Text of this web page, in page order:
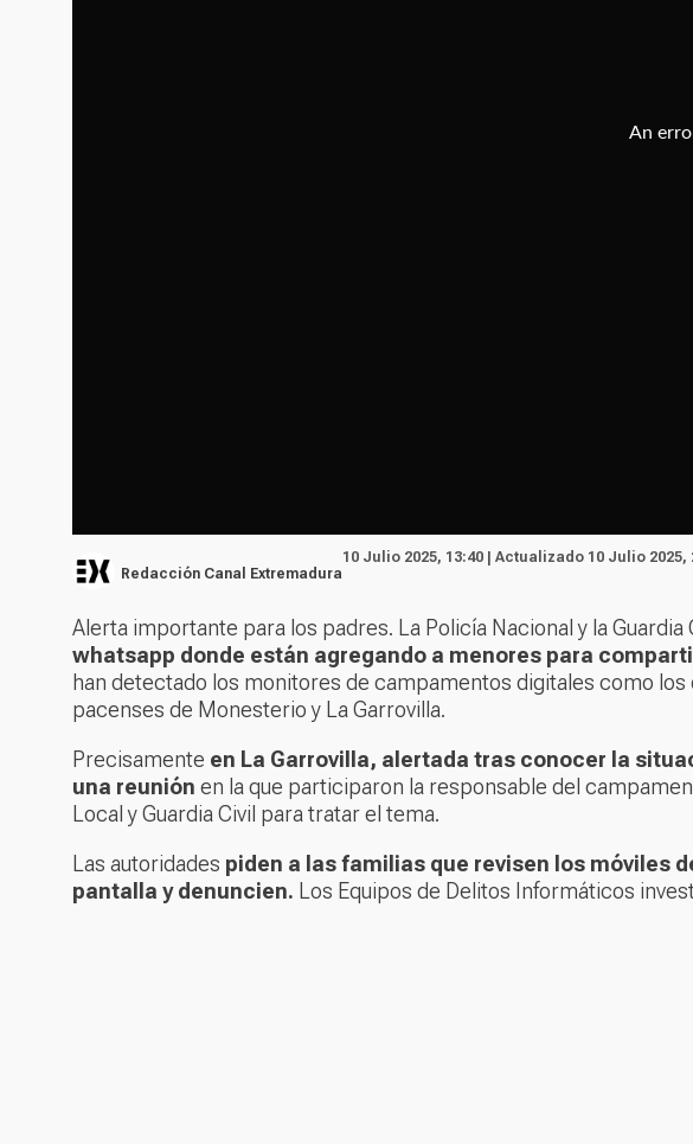
Redacción Canal Extremadura
10 Julio 2025, 13:40 | Actualizado 10 Julio 2025,
Alerta importante para los padres. La Policía Nacional y la Guardia
whatsapp donde están agregando a menores para
han detectado los monitores de campamentos digitales como los
pacenses de Monesterio y La Garrovilla.
Precisamente en La Garrovilla, alertada tras conocer la
una reunión en la que participaron la responsable del
Local y Guardia Civil para tratar el tema.
Las autoridades piden a las familias que revisen los móviles
pantalla y denuncien. Los Equipos de Delitos Informáticos